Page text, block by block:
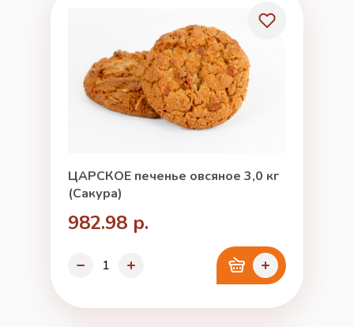
ЦАРСКОЕ печенье овсяное 3,0 кг
(Сакура)
982.98 р.